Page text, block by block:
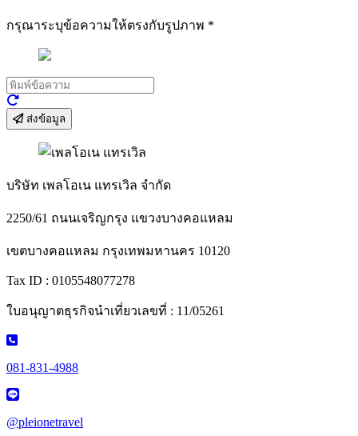
กรุณาระบุข้อความให้ตรงกับรูปภาพ *
ส่งข้อมูล
บริษัท เพลโอเน แทรเวิล จำกัด
2250/61 ถนนเจริญกรุง แขวงบางคอแหลม
เขตบางคอแหลม กรุงเทพมหานคร 10120
Tax ID : 0105548077278
ใบอนุญาตธุรกิจนำเที่ยวเลขที่ : 11/05261
081-831-4988
@pleionetravel